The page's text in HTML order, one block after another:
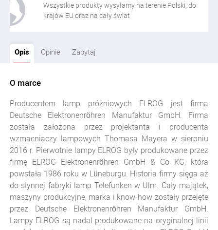
Wszystkie produkty wysyłamy na terenie Polski, do
krajów EU oraz na cały świat
Opis Opinie Zapytaj
O marce
Producentem lamp próżniowych ELROG jest firma
Deutsche Elektronenröhren Manufaktur GmbH. Firma
została założona przez projektanta i producenta
wzmacniaczy lampowych Thomasa Mayera w sierpniu
2016 r. Pierwotnie lampy ELROG były produkowane przez
firmę ELROG Elektronenröhren GmbH & Co KG, która
powstała 1986 roku w Lüneburgu. Historia firmy sięga aż
do słynnej fabryki lamp Telefunken w Ulm. Cały majątek,
maszyny produkcyjne, marka i know-how zostały przejęte
przez Deutsche Elektronenröhren Manufaktur GmbH.
Lampy ELROG są nadal produkowane na oryginalnej linii